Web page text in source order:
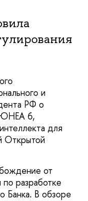
и
РФ о
ЮНЕА 6,
для
Открытой
от
разработке
Банка. В обзоре